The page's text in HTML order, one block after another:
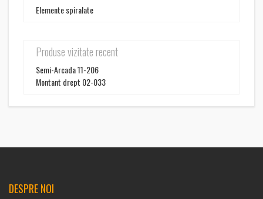
Elemente spiralate
Produse vizitate recent
Semi-Arcada 11-206
Montant drept 02-033
DESPRE NOI